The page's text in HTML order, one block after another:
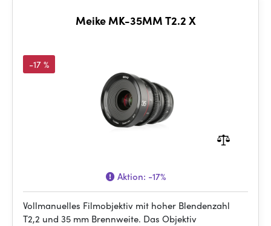
Meike MK-35MM T2.2 X
-17 %
Aktion: -17%
Vollmanuelles Filmobjektiv mit hoher Blendenzahl
T2,2 und 35 mm Brennweite. Das Objektiv